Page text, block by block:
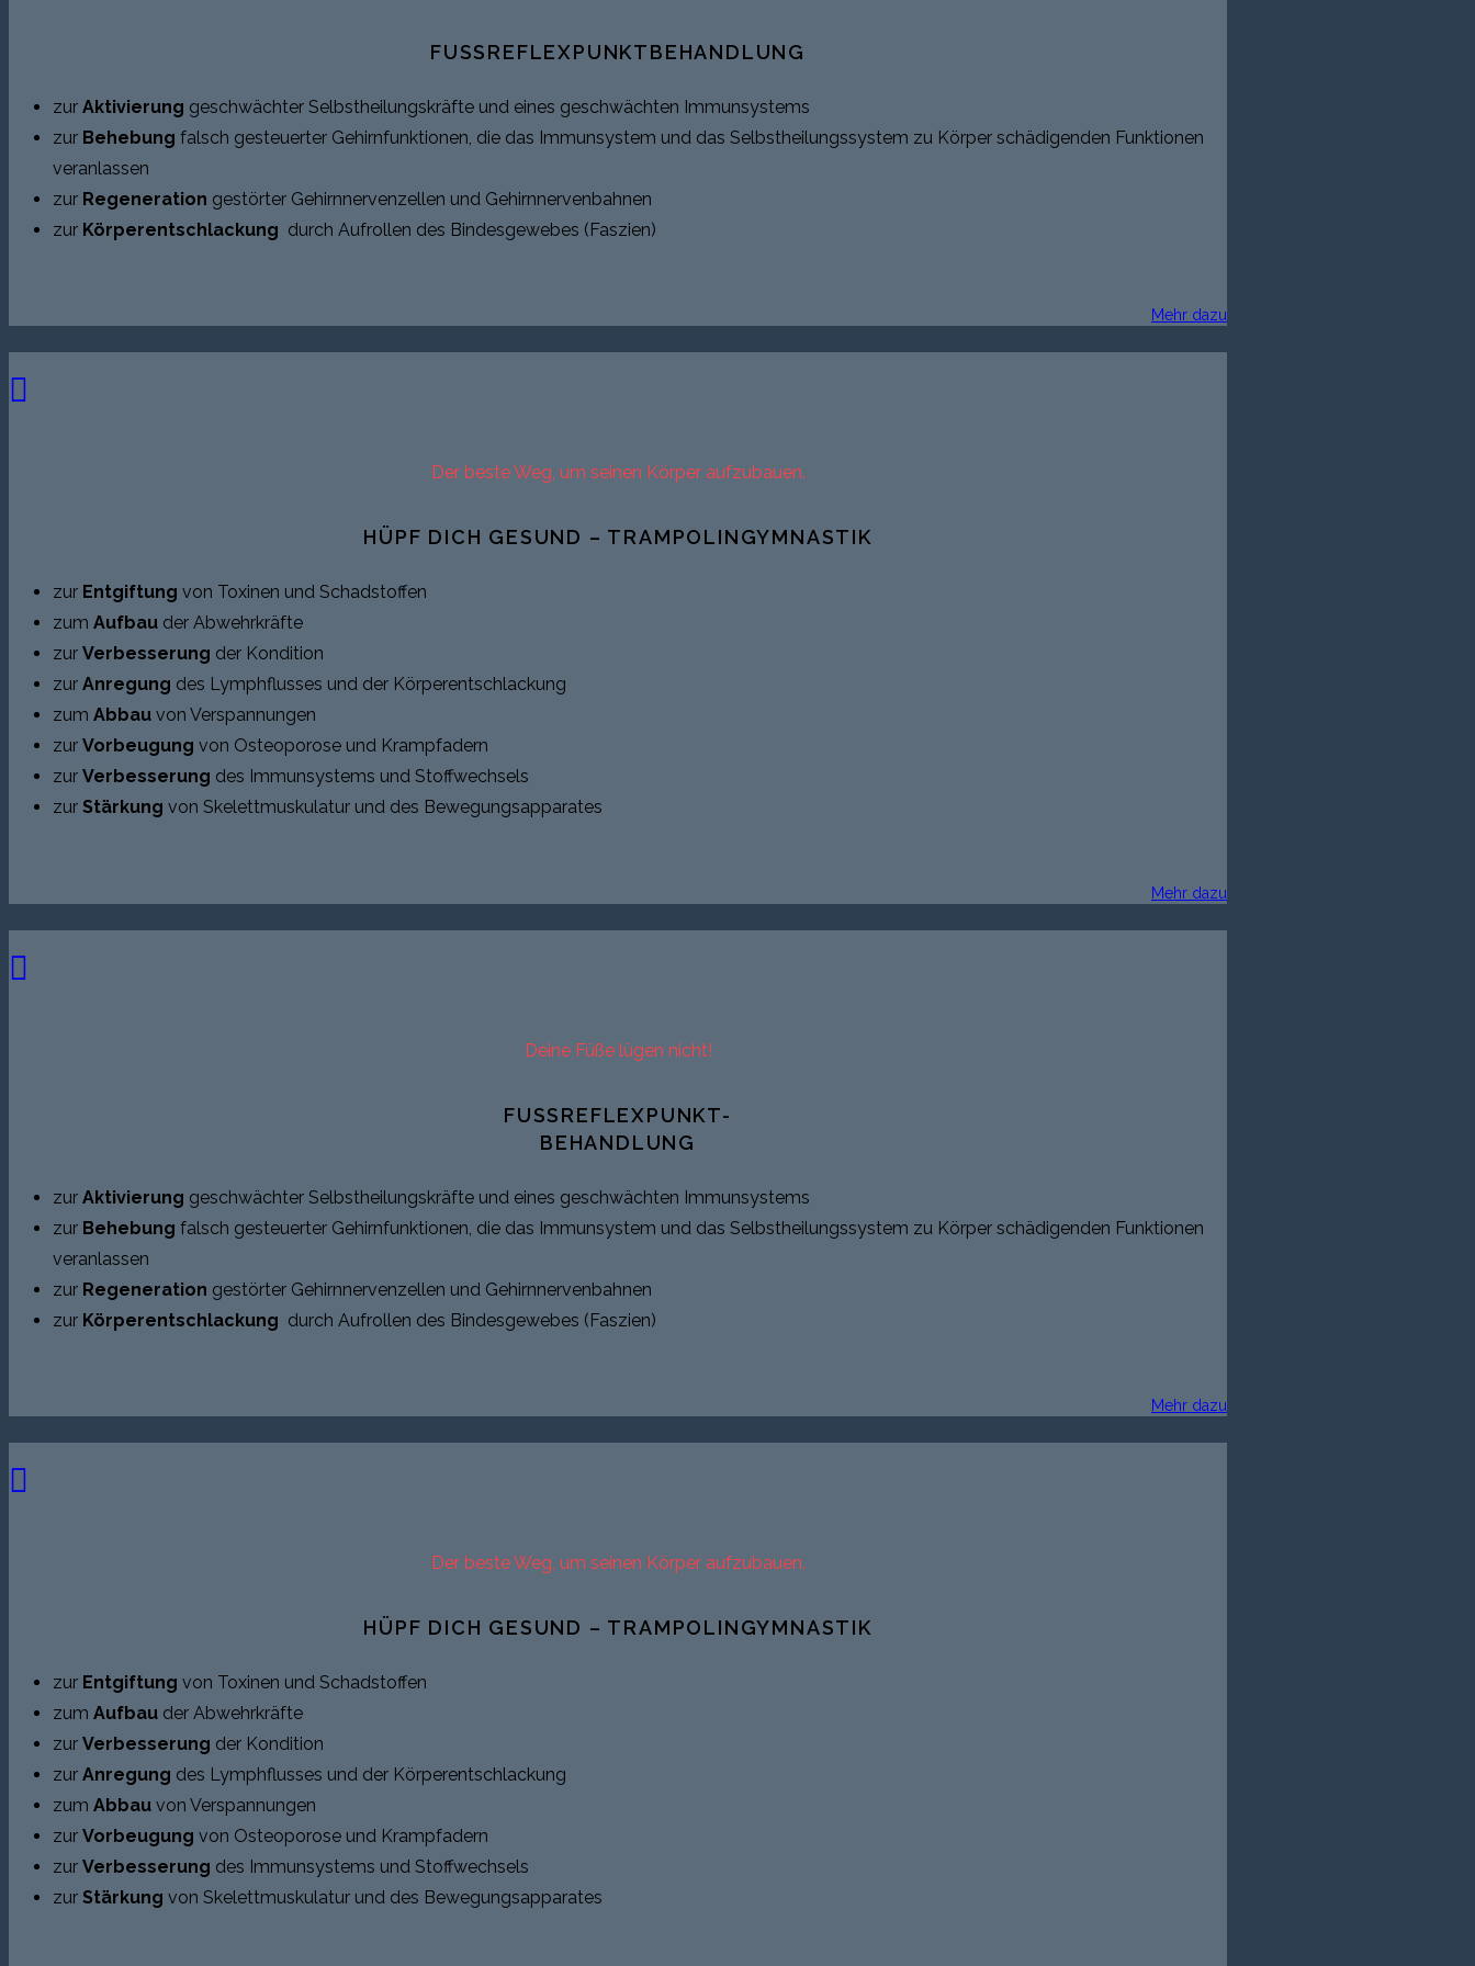
FUSSREFLEXPUNKTBEHANDLUNG
zur Aktivierung geschwächter Selbstheilungskräfte und eines geschwächten Immunsystems
zur Behebung falsch gesteuerter Gehirnfunktionen, die das Immunsystem und das Selbstheilungssystem zu Körper schädigenden Funktionen
veranlassen
zur Regeneration gestörter Gehirnnervenzellen und Gehirnnervenbahnen
zur Körperentschlackung durch Aufrollen des Bindesgewebes (Faszien)
Mehr dazu
Der beste Weg, um seinen Körper aufzubauen.
HÜPF DICH GESUND – TRAMPOLINGYMNASTIK
zur Entgiftung von Toxinen und Schadstoffen
zum Aufbau der Abwehrkräfte
zur Verbesserung der Kondition
zur Anregung des Lymphflusses und der Körperentschlackung
zum Abbau von Verspannungen
zur Vorbeugung von Osteoporose und Krampfadern
zur Verbesserung des Immunsystems und Stoffwechsels
zur Stärkung von Skelettmuskulatur und des Bewegungsapparates
Mehr dazu
Deine Füße lügen nicht!
FUSSREFLEXPUNKT-
BEHANDLUNG
zur Aktivierung geschwächter Selbstheilungskräfte und eines geschwächten Immunsystems
zur Behebung falsch gesteuerter Gehirnfunktionen, die das Immunsystem und das Selbstheilungssystem zu Körper schädigenden Funktionen
veranlassen
zur Regeneration gestörter Gehirnnervenzellen und Gehirnnervenbahnen
zur Körperentschlackung durch Aufrollen des Bindesgewebes (Faszien)
Mehr dazu
Der beste Weg, um seinen Körper aufzubauen.
HÜPF DICH GESUND – TRAMPOLINGYMNASTIK
zur Entgiftung von Toxinen und Schadstoffen
zum Aufbau der Abwehrkräfte
zur Verbesserung der Kondition
zur Anregung des Lymphflusses und der Körperentschlackung
zum Abbau von Verspannungen
zur Vorbeugung von Osteoporose und Krampfadern
zur Verbesserung des Immunsystems und Stoffwechsels
zur Stärkung von Skelettmuskulatur und des Bewegungsapparates